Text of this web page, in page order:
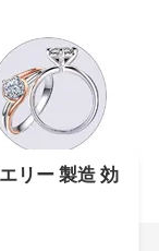
リー 製造 効